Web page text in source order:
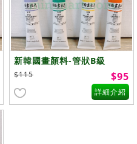
新韓國畫顏料-管狀B級
$115 $95
詳細介紹